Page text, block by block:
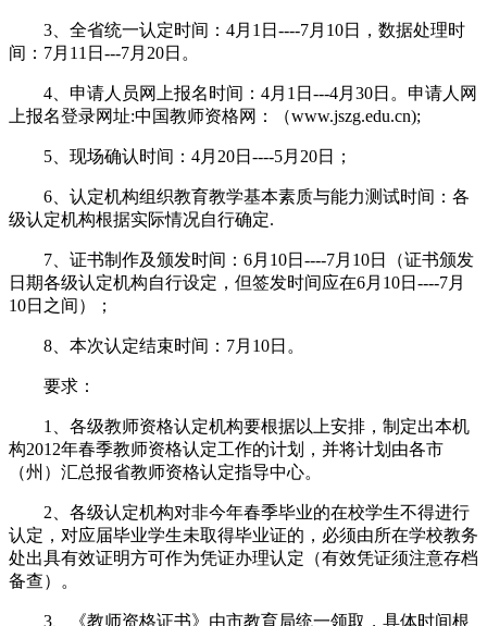
3、全省统一认定时间：4月1日----7月10日，数据处理时
间：7月11日---7月20日。
4、申请人员网上报名时间：4月1日---4月30日。申请人网
上报名登录网址:中国教师资格网：（www.jszg.edu.cn);
5、现场确认时间：4月20日----5月20日；
6、认定机构组织教育教学基本素质与能力测试时间：各
级认定机构根据实际情况自行确定.
7、证书制作及颁发时间：6月10日----7月10日（证书颁发
日期各级认定机构自行设定，但签发时间应在6月10日----7月
10日之间）；
8、本次认定结束时间：7月10日。
要求：
1、各级教师资格认定机构要根据以上安排，制定出本机
构2012年春季教师资格认定工作的计划，并将计划由各市
（州）汇总报省教师资格认定指导中心。
2、各级认定机构对非今年春季毕业的在校学生不得进行
认定，对应届毕业学生未取得毕业证的，必须由所在学校教务
处出具有效证明方可作为凭证办理认定（有效凭证须注意存档
备查）。
3、《教师资格证书》由市教育局统一领取，具体时间根